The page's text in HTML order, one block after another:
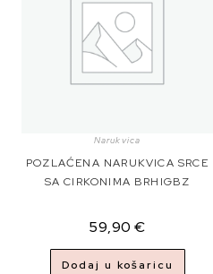
Narukvica
POZLAĆENA NARUKVICA SRCE
SA CIRKONIMA BRHIGBZ
59,90€
Dodaj u košaricu